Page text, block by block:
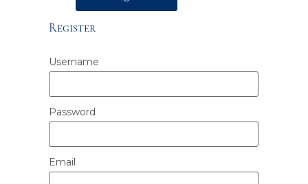
Alternative:
Register
Username
Password
Email